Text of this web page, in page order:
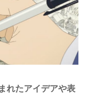
れたアイデアや表